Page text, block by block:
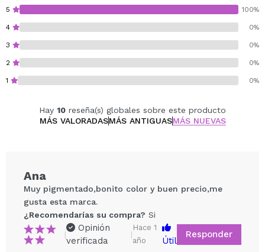
5 100%
4 0%
3 0%
2 0%
1 0%
Hay 10 reseña(s) globales sobre este producto
MÁS VALORADASMÁS ANTIGUASMÁS NUEVAS
Ana
Muy pigmentado,bonito color y buen precio,me
gusta esta marca.
¿Recomendarías su compra? Si
|
Opinión
verificada
|
Hace 1
año
Útil
Responder